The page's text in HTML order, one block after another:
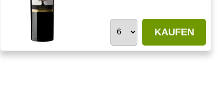
KAUFEN